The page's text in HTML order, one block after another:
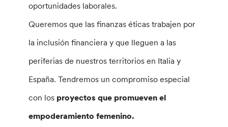
oportunidades laborales.
Queremos que las finanzas éticas trabajen por
la inclusión financiera y que lleguen a las
periferias de nuestros territorios en Italia y
España. Tendremos un compromiso especial
con los proyectos que promueven el
empoderamiento femenino.